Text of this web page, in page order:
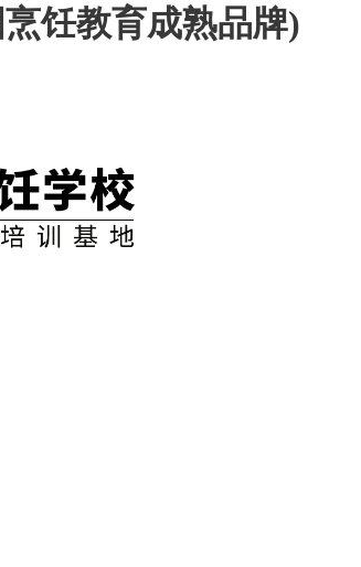
饪教育成熟品牌)